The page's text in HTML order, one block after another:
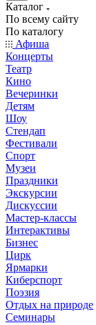
Каталог
По всему сайту
По каталогу
Афиша
Концерты
Театр
Кино
Вечеринки
Детям
Шоу
Стендап
Фестивали
Спорт
Музеи
Праздники
Экскурсии
Дискуссии
Мастер-классы
Интерактивы
Бизнес
Цирк
Ярмарки
Киберспорт
Поэзия
Отдых на природе
Семинары